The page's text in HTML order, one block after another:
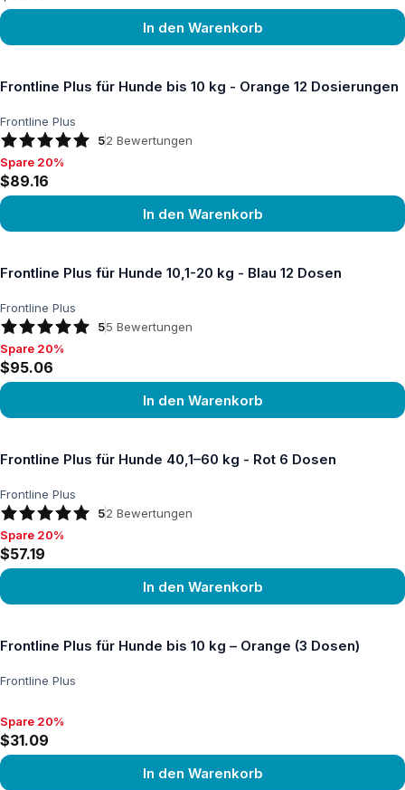
In den Warenkorb
Frontline Plus für Hunde bis 10 kg - Orange 12 Dosierungen
Frontline Plus
52 Bewertungen
Spare 20%, $89.16
Spare 20%
$89.16
In den Warenkorb
Frontline Plus für Hunde 10,1-20 kg - Blau 12 Dosen
Frontline Plus
55 Bewertungen
Spare 20%, $95.06
Spare 20%
$95.06
In den Warenkorb
Frontline Plus für Hunde 40,1–60 kg - Rot 6 Dosen
Frontline Plus
52 Bewertungen
Spare 20%, $57.19
Spare 20%
$57.19
In den Warenkorb
Frontline Plus für Hunde bis 10 kg – Orange (3 Dosen)
Frontline Plus
Spare 20%, $31.09
Spare 20%
$31.09
In den Warenkorb